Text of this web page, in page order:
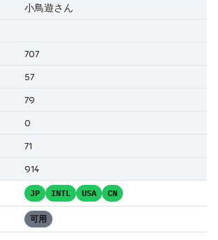
小鳥遊さん
707
57
79
0
71
914
JP INTL USA CN
可用